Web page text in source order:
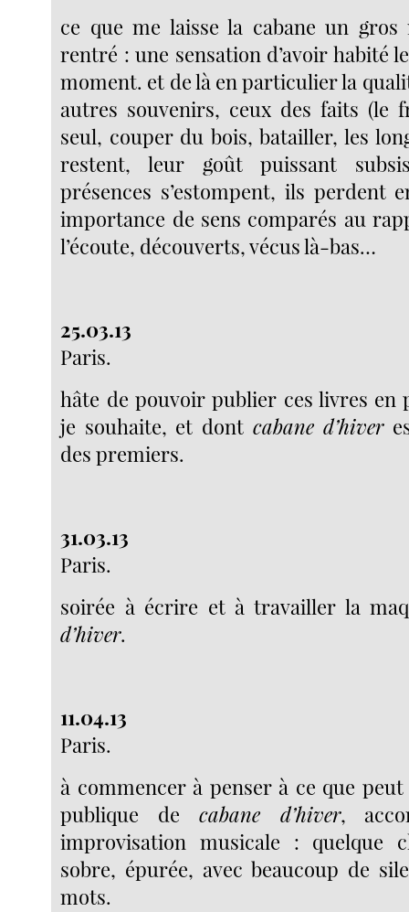
ce que me laisse la cabane un
rentré : une sensation d’avoir habité
moment. et de là en particulier la
autres souvenirs, ceux des faits (le
seul, couper du bois, batailler, les
restent, leur goût puissant
présences s’estompent, ils perdent
importance de sens comparés au
l’écoute, découverts, vécus là-bas…
25.03.13
Paris.
hâte de pouvoir publier ces livres en
je souhaite, et dont cabane d’hiver
des premiers.
31.03.13
Paris.
soirée à écrire et à travailler la
d’hiver.
11.04.13
Paris.
à commencer à penser à ce que
publique de cabane d’hiver,
improvisation musicale : quelque
sobre, épurée, avec beaucoup de
mots.